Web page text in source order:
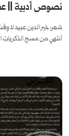
نصوص أدبية ||
شعر: خير الدين عبيد لا
أنتهي من مسحِ الذكرياتِ